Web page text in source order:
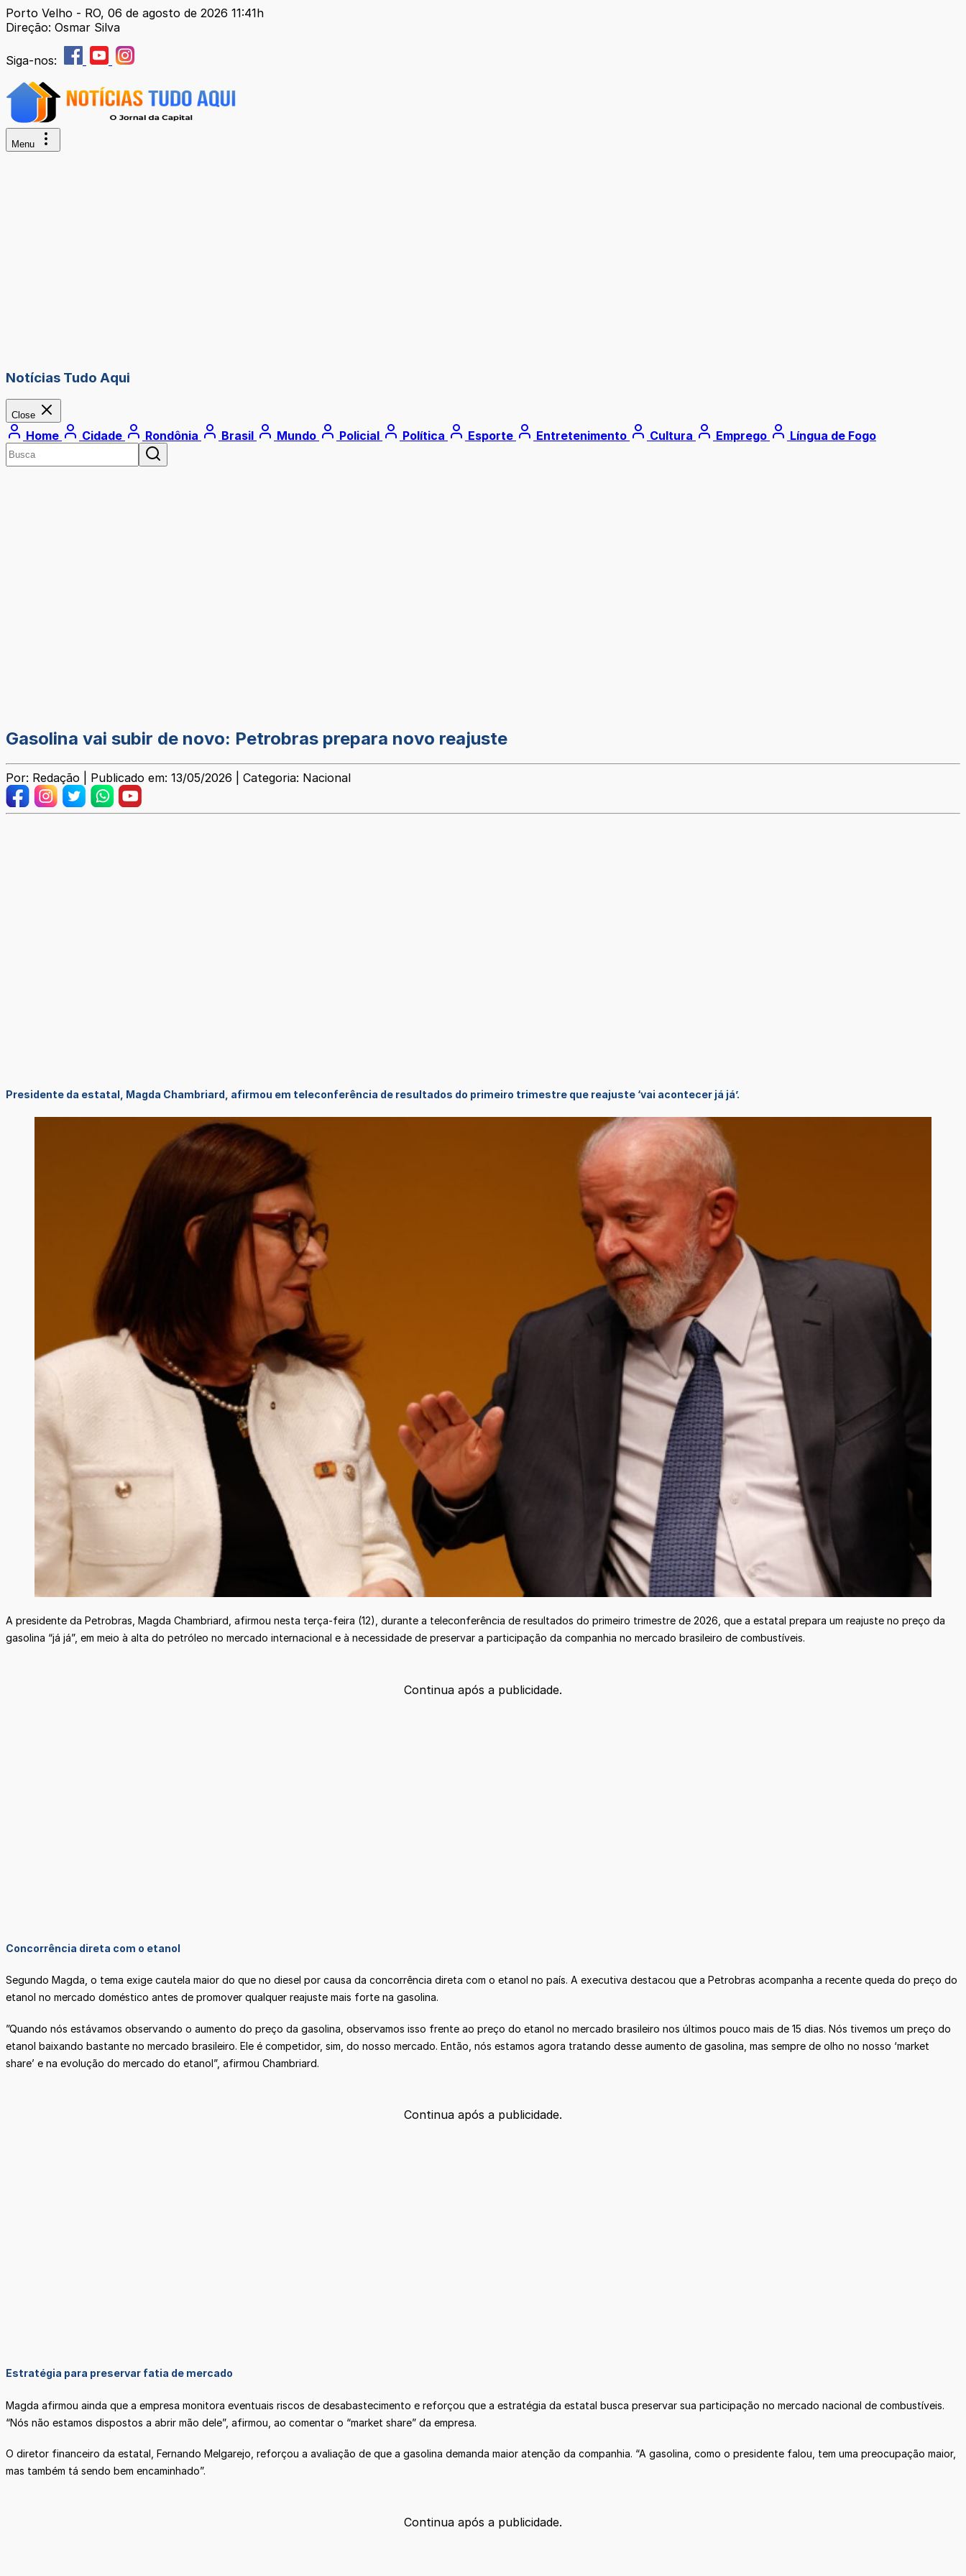
Porto Velho - RO, 06 de agosto de 2026 11:41h
Direção: Osmar Silva
Siga-nos:
Menu
Notícias Tudo Aqui
Close
Home Cidade Rondônia Brasil Mundo Policial Política Esporte Entretenimento Cultura Emprego Língua de Fogo
Gasolina vai subir de novo: Petrobras prepara novo reajuste
Por: Redação | Publicado em: 13/05/2026 | Categoria: Nacional
Presidente da estatal, Magda Chambriard, afirmou em teleconferência de resultados do primeiro trimestre que reajuste ‘vai acontecer já já’.
A presidente da Petrobras, Magda Chambriard, afirmou nesta terça-feira (12), durante a teleconferência de resultados do primeiro trimestre de 2026, que a estatal prepara um reajuste no preço da
gasolina “já já”, em meio à alta do petróleo no mercado internacional e à necessidade de preservar a participação da companhia no mercado brasileiro de combustíveis.
Continua após a publicidade.
Concorrência direta com o etanol
Segundo Magda, o tema exige cautela maior do que no diesel por causa da concorrência direta com o etanol no país. A executiva destacou que a Petrobras acompanha a recente queda do preço do
etanol no mercado doméstico antes de promover qualquer reajuste mais forte na gasolina.
”Quando nós estávamos observando o aumento do preço da gasolina, observamos isso frente ao preço do etanol no mercado brasileiro nos últimos pouco mais de 15 dias. Nós tivemos um preço do
etanol baixando bastante no mercado brasileiro. Ele é competidor, sim, do nosso mercado. Então, nós estamos agora tratando desse aumento de gasolina, mas sempre de olho no nosso ‘market
share’ e na evolução do mercado do etanol”, afirmou Chambriard.
Continua após a publicidade.
Estratégia para preservar fatia de mercado
Magda afirmou ainda que a empresa monitora eventuais riscos de desabastecimento e reforçou que a estratégia da estatal busca preservar sua participação no mercado nacional de combustíveis.
“Nós não estamos dispostos a abrir mão dele”, afirmou, ao comentar o “market share” da empresa.
O diretor financeiro da estatal, Fernando Melgarejo, reforçou a avaliação de que a gasolina demanda maior atenção da companhia. “A gasolina, como o presidente falou, tem uma preocupação maior,
mas também tá sendo bem encaminhado”.
Continua após a publicidade.